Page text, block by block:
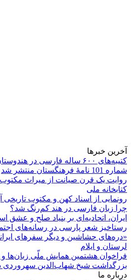
آخرین خبرها
کتیبه‌های ۶۰۰ ساله فارسی در هندوستان
شماره 101 نامۀ فرهنگستان منتشر شد
روایت یک قرن صیانت از میراث مکتوب
کتابخانه ملی
رونمایی از اسناد کهن و مکتوب
چرا زبان فارسی در هند کم‌رنگ شد؟
ایران، اتحادیه‌ای بر بنیاد صلح و عشق
رستاخیز شعر پارسی در رسانه‌های
«دره‌های حشاشین و دیگر سفرهای
لرستان و ایلام
فراخوان هشتمین همایش ملّی زبان‌ها
بزرگداشت شیخ شهاب‌الدین سهروردی
درباره ما